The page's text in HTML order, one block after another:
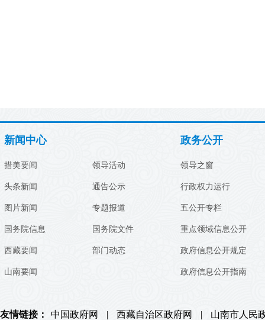
新闻中心
措美要闻
头条新闻
图片新闻
国务院信息
西藏要闻
山南要闻
领导活动
通告公示
专题报道
国务院文件
部门动态
政务公开
领导之窗
行政权力运行
五公开专栏
重点领域信息公开
政府信息公开规定
政府信息公开指南
友情链接： 中国政府网 | 西藏自治区政府网 | 山南市人民